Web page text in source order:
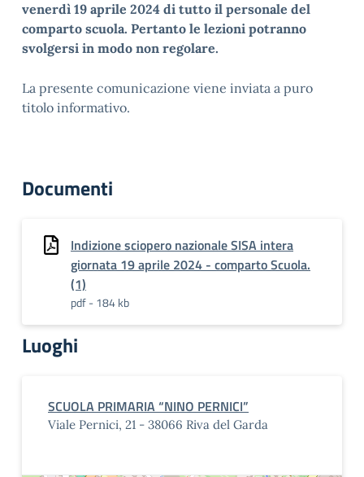
venerdì 19 aprile 2024 di tutto il personale del
comparto scuola. Pertanto le lezioni potranno
svolgersi in modo non regolare.
La presente comunicazione viene inviata a puro
titolo informativo.
Documenti
Indizione sciopero nazionale SISA intera
giornata 19 aprile 2024 - comparto Scuola.
(1)
pdf - 184 kb
Luoghi
SCUOLA PRIMARIA “NINO PERNICI”
Viale Pernici, 21 - 38066 Riva del Garda